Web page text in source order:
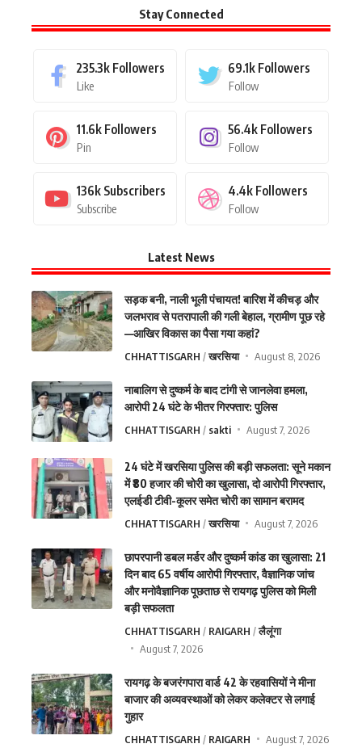
Stay Connected
235.3k Followers
Like
69.1k Followers
Follow
11.6k Followers
Pin
56.4k Followers
Follow
136k Subscribers
Subscribe
4.4k Followers
Follow
Latest News
सड़क बनी, नाली भूली पंचायत! बारिश में कीचड़ और
जलभराव से पतरापाली की गली बेहाल, ग्रामीण पूछ रहे
—आखिर विकास का पैसा गया कहां?
CHHATTISGARH खरसिया August 8, 2026
नाबालिग से दुष्कर्म के बाद टांगी से जानलेवा हमला,
आरोपी 24 घंटे के भीतर गिरफ्तार: पुलिस
CHHATTISGARH sakti August 7, 2026
24 घंटे में खरसिया पुलिस की बड़ी सफलता: सूने मकान
में ₹80 हजार की चोरी का खुलासा, दो आरोपी गिरफ्तार,
एलईडी टीवी-कूलर समेत चोरी का सामान बरामद
CHHATTISGARH खरसिया August 7, 2026
छापरपानी डबल मर्डर और दुष्कर्म कांड का खुलासा: 21
दिन बाद 65 वर्षीय आरोपी गिरफ्तार, वैज्ञानिक जांच
और मनोवैज्ञानिक पूछताछ से रायगढ़ पुलिस को मिली
बड़ी सफलता
CHHATTISGARH RAIGARH
लैलूंगा
August 7, 2026
रायगढ़ के बजरंगपारा वार्ड 42 के रहवासियों ने मीना
बाजार की अव्यवस्थाओं को लेकर कलेक्टर से लगाई
गुहार
CHHATTISGARH RAIGARH August 7, 2026